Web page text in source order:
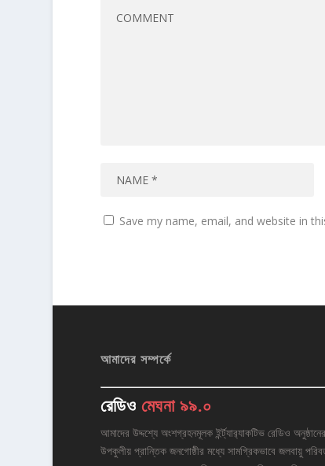
Save my name, email, and website in
আমাদের সম্পর্কে
রেডিও মেঘনা ৯৯.০
আমাদের উদ্দশ্যে অংশগ্রহনমূলক ইর্ন্ট্যার‌্যাকটিভ রেডিও
উপকুলীয় প্রান্তিক জনগোষ্ঠীর মধ্যে সামগ্রিকভাবে জলবায়ু